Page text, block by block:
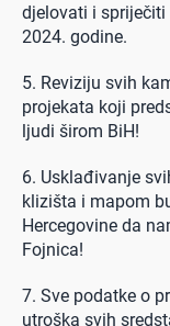
djelovati i
2024. godine.
5. Reviziju svih
projekata koji
ljudi širom BiH!
6. Usklađivanje
klizišta i mapom
Hercegovine da
Fojnica!
7. Sve podatke o
utroška svih